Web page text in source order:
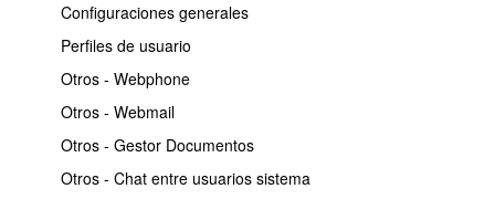
Configuraciones generales
Perfiles de usuario
Otros - Webphone
Otros - Webmail
Otros - Gestor Documentos
Otros - Chat entre usuarios sistema
Miscelaneos/Casos de Uso - Ventas
Imprimir << Anterior 11 / 17